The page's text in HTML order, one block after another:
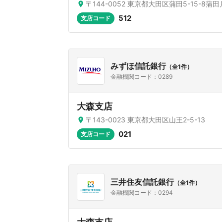
〒144-0052 東京都大田区蒲田5-15-8蒲田
支店コード 512
みずほ信託銀行（全1件）
金融機関コード：0289
大森支店
〒143-0023 東京都大田区山王2-5-13
支店コード 021
三井住友信託銀行（全1件）
金融機関コード：0294